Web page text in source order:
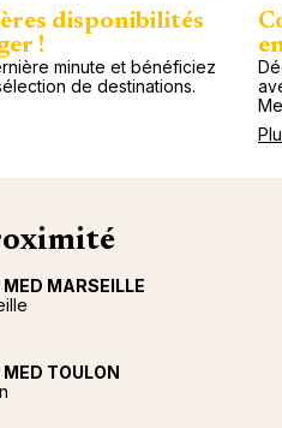
disponibilités
!
minute et bénéficiez
de destinations.
MED MARSEILLE
MED TOULON